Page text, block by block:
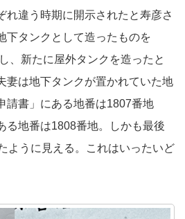
れ違う時期に開示されたと寿彦さ
下タンクとして造ったものを
、新たに屋外タンクを造ったと
妻は地下タンクが置かれていた地
請書」にある地番は1807番地
る地番は1808番地。しかも最後
ように見える。これはいったいど